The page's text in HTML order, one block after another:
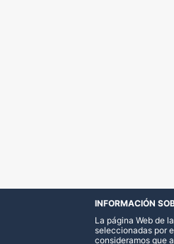
INFORMACIÓN
La página Web de
seleccionadas por
consideramos que